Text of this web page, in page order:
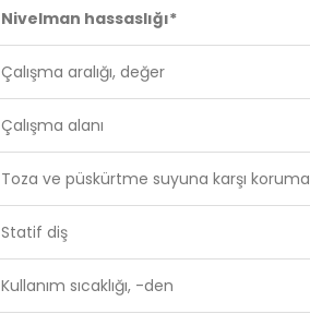
Nivelman hassaslığı*
Çalışma aralığı, değer
Çalışma alanı
Toza ve püskürtme suyuna karşı koruma
Statif diş
Kullanım sıcaklığı, -den